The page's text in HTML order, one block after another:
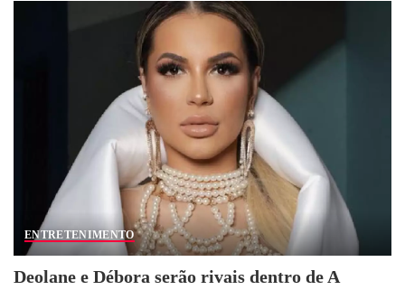
ENTRETENIMENTO
Deolane e Débora serão rivais dentro de A